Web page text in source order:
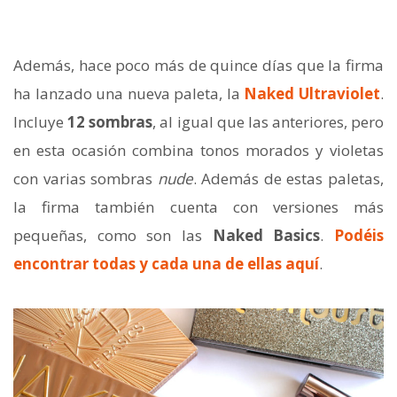
Además, hace poco más de quince días que la firma
ha lanzado una nueva paleta, la Naked Ultraviolet.
Incluye12 sombras, al igual que las anteriores, pero
en esta ocasión combina tonos morados y violetas
con varias sombras nude. Además de estas paletas,
la firma también cuenta con versiones más
pequeñas, como son las
Naked Basics. Podéis
encontrar todas y cada una de ellas aquí.